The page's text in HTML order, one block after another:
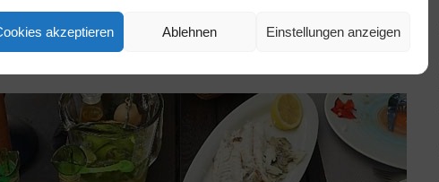
akzeptieren Ablehnen Einstellungen anzeigen
eine Prsuta-Schinkenplatte, dazu eine Flasche roten Vranac-
genannt wird. „Nachgespült“ wird mit dem Loza, einem
einem Walnusslikörchen.